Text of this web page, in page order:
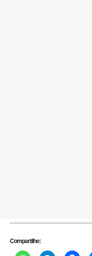
Compartilhe: